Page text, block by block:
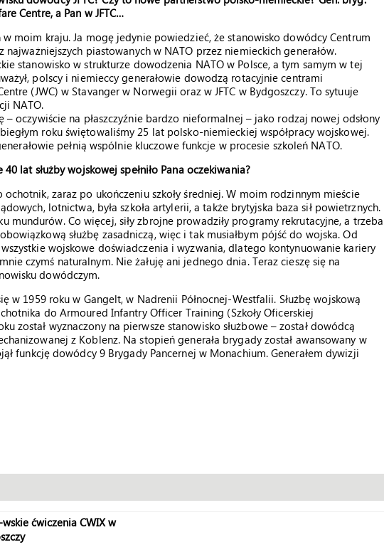
Centre, a Pan w JFTC…
moim kraju. Ja mogę jedynie powiedzieć, że stanowisko dowódcy Centrum
najważniejszych piastowanych w NATO przez niemieckich generałów.
stanowisko w strukturze dowodzenia NATO w Polsce, a tym samym w tej
polscy i niemieccy generałowie dowodzą rotacyjnie centrami
(JWC) w Stavanger w Norwegii oraz w JFTC w Bydgoszczy. To sytuuje
NATO.
– oczywiście na płaszczyźnie bardzo nieformalnej – jako rodzaj nowej odsłony
roku świętowaliśmy 25 lat polsko-niemieckiej współpracy wojskowej.
pełnią wspólnie kluczowe funkcje w procesie szkoleń NATO.
lat służby wojskowej spełniło Pana oczekiwania?
zaraz po ukończeniu szkoły średniej. W moim rodzinnym mieście
lotnictwa, była szkoła artylerii, a także brytyjska baza sił powietrznych.
mundurów. Co więcej, siły zbrojne prowadziły programy rekrutacyjne, a trzeba
służbę zasadniczą, więc i tak musiałbym pójść do wojska. Od
wojskowe doświadczenia i wyzwania, dlatego kontynuowanie kariery
czymś naturalnym. Nie żałuję ani jednego dnia. Teraz cieszę się na
dowódczym.
w 1959 roku w Gangelt, w Nadrenii Północnej-Westfalii. Służbę wojskową
do Armoured Infantry Officer Training (Szkoły Oficerskiej
został wyznaczony na pierwsze stanowisko służbowe – został dowódcą
z Koblenz. Na stopień generała brygady został awansowany w
funkcję dowódcy 9 Brygady Pancernej w Monachium. Generałem dywizji
ćwiczenia CWIX w